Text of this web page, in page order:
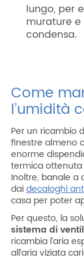
lungo, per
murature
condensa.
Come
l’umidità
Per un ricambio
finestre almeno
enorme
termica ottenuta
Inoltre, banale a
daidecaloghi
casa per poter
Per questo, la
sistema di
ricambia l’aria
all’aria viziata